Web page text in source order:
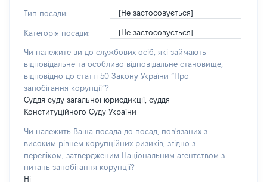
Тип посади: [Не застосовується]
Категорія посади: [Не застосовується]
Чи належите ви до службових осіб, які займають
відповідальне та особливо відповідальне становище,
відповідно до статті 50 Закону України “Про
запобігання корупції”?
Суддя суду загальної юрисдикції, суддя
Конституційного Суду України
Чи належить Ваша посада до посад, пов'язаних з
високим рівнем корупційних ризиків, згідно з
переліком, затвердженим Національним агентством з
питань запобігання корупції?
Ні